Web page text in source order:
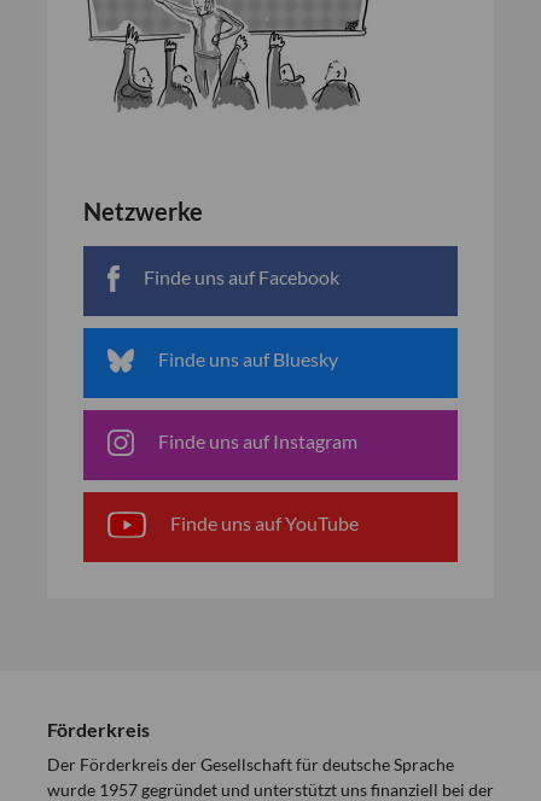
Netzwerke
Finde uns auf Facebook
Finde uns auf Bluesky
Finde uns auf Instagram
Finde uns auf YouTube
Förderkreis
Der Förderkreis der Gesellschaft für deutsche Sprache
wurde 1957 gegründet und unterstützt uns finanziell bei der